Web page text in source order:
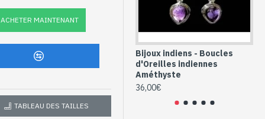
argent et Sun
goutte (BO-
ACHETER MAINTENANT
TABLEAU DES TAILLES
Bijoux indiens - Boucles
d'Oreilles indiennes
Améthyste
36,00€